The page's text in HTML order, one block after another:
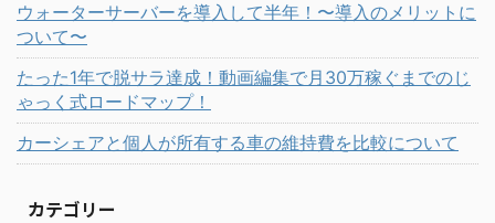
ウォーターサーバーを導入して半年！〜導入のメリットに
ついて〜
たった1年で脱サラ達成！動画編集で月30万稼ぐまでのじ
ゃっく式ロードマップ！
カーシェアと個人が所有する車の維持費を比較について
カテゴリー